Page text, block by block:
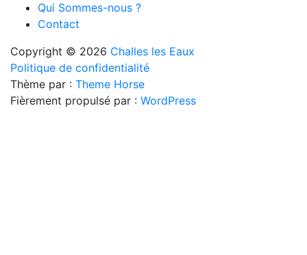
Qui Sommes-nous ?
Contact
Copyright © 2026 Challes les Eaux
Politique de confidentialité
Thème par : Theme Horse
Fièrement propulsé par : WordPress